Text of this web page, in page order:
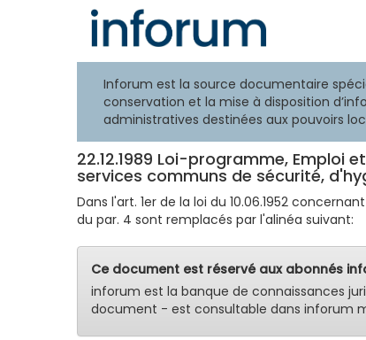
Inforum est la source documentaire
conservation et la mise à disposition
administratives destinées aux pouvoirs
22.12.1989 Loi-programme, Emploi
services communs de sécurité,
Dans l'art. 1er de la loi du 10.06.1952
du par. 4 sont remplacés par l'alinéa suivant:
Ce document est réservé aux abonnés
inforum est la banque de connaissances
document - est consultable dans inforum